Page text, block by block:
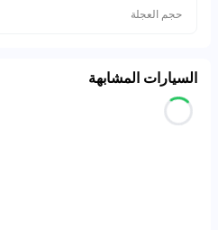
حجم العجلة
السيارات المشابهة